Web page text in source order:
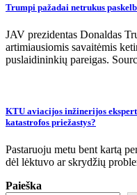
Trumpi pažadai netrukus
JAV prezidentas Donaldas
artimiausiomis savaitėmis
puslaidininkių pareigas.
KTU aviacijos inžinerijos
katastrofos priežastys?
Pastaruoju metu bent kartą
dėl lėktuvo ar skrydžių
Paieška